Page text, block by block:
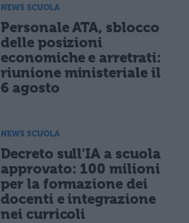
NEWS SCUOLA
Personale ATA, sblocco
delle posizioni
economiche e arretrati:
riunione ministeriale il
6 agosto
NEWS SCUOLA
Decreto sull'IA a scuola
approvato: 100 milioni
per la formazione dei
docenti e integrazione
nei curricoli